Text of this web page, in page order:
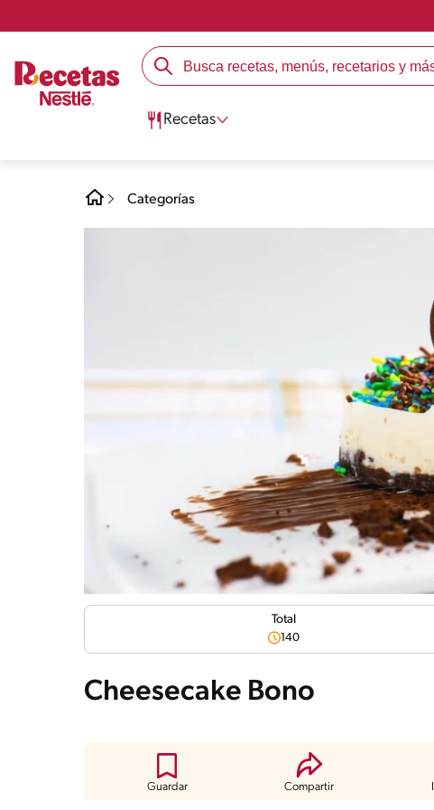
Recetas
Categorías
Total
140
Cheesecake Bono
Guardar Compartir